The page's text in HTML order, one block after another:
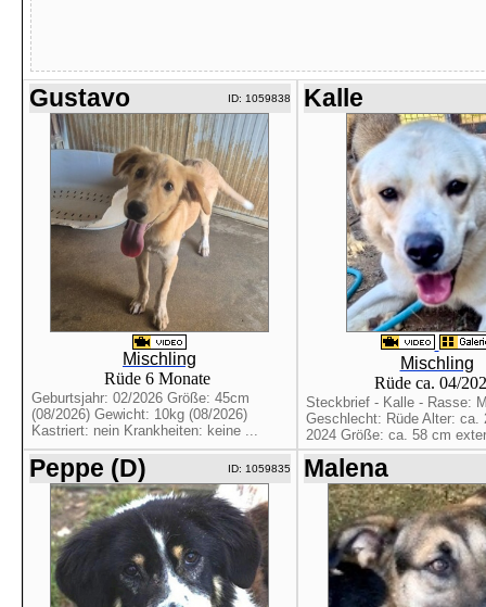
Gustavo ID: 1059838
Mischling
Rüde 6 Monate
Geburtsjahr: 02/2026 Größe: 45cm
(08/2026) Gewicht: 10kg (08/2026)
Kastriert: nein Krankheiten: keine ...
Kalle
Mischling
Rüde ca. 04/
Steckbrief - Kalle - Rasse:
Geschlecht: Rüde Alter: ca.
2024 Größe: ca. 58 cm
Peppe (D) ID: 1059835 Malena